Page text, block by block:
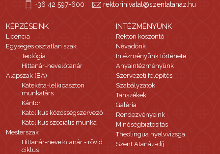
+36 42 597-600 rektorihivatal@szentatanaz.hu
KÉPZÉSEINK
Licencia
Egységes osztatlan szak
Teológia
Hittanár-nevelőtanár
Alapszak (BA)
Katekéta-lelkipásztori
munkatárs
Kántor
Katolikus közösségszervező
Katolikus szociális munka
Mesterszak
Hittanár-nevelőtanár - rövid
ciklus
INTÉZMÉNYÜNK
Rektori köszöntő
Névadónk
Intézményünk története
Anyaintézményünk
Szervezeti felépítés
Szabályzatok
Tanszékek
Galéria
Rendezvényeink
Minőségbiztosítás
Theolingua nyelvvizsga
Szent Atanáz-díj